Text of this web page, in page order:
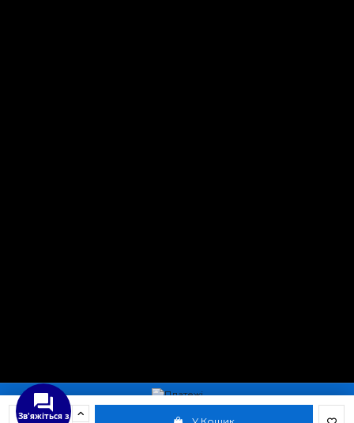
Зв'яжіться з